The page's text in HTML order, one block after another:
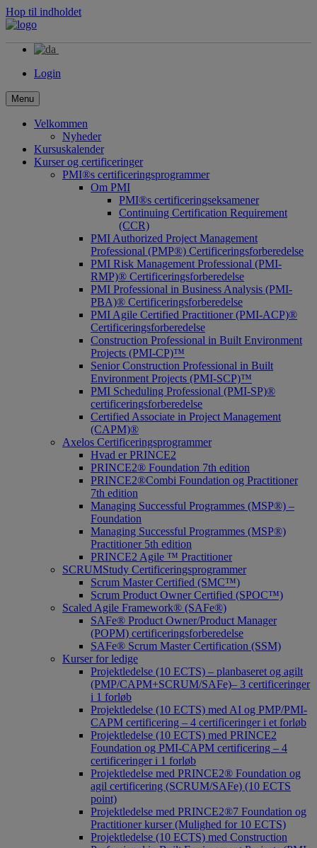
Hop til indholdet
Login
Menu
Velkommen
Nyheder
Kursuskalender
Kurser og certificeringer
PMI®s certificeringsprogrammer
Om PMI
PMI®s certificeringseksamener
Continuing Certification Requirement
(CCR)
PMI Authorized Project Management
Professional (PMP®) Certificeringsforberedelse
PMI Risk Management Professional (PMI-
RMP)® Certificeringsforberedelse
PMI Professional in Business Analysis (PMI-
PBA)® Certificeringsforberedelse
PMI Agile Certified Practitioner (PMI-ACP)®
Certificeringsforberedelse
Construction Professional in Built Environment
Projects (PMI-CP)™
Senior Construction Professional in Built
Environment Projects (PMI-SCP)™
PMI Scheduling Professional (PMI-SP)®
certificeringsforberedelse
Certified Associate in Project Management
(CAPM)®
Axelos Certificeringsprogrammer
Hvad er PRINCE2
PRINCE2® Foundation 7th edition
PRINCE2®Combi Foundation og Practitioner
7th edition
Managing Successful Programmes (MSP®) –
Foundation
Managing Successful Programmes (MSP®)
Practitioner 5th edition
PRINCE2 Agile ™ Practitioner
SCRUMStudy Certificeringsprogrammer
Scrum Master Certified (SMC™)
Scrum Product Owner Certified (SPOC™)
Scaled Agile Framework® (SAFe®)
SAFe® Product Owner/Product Manager
(POPM) certificeringsforberedelse
SAFe® Scrum Master Certification (SSM)
Kurser for ledige
Projektledelse (10 ECTS) – planbaseret og agilt
(PMP/CAPM+SCRUM/SAFe)– 3 certificeringer
i 1 forløb
Projektledelse (10 ECTS) med AI og PMP/PMI-
CAPM certificering – 4 certificeringer i et forløb
Projektledelse (10 ECTS) med PRINCE2
Foundation og PMI-CAPM certificering – 4
certificeringer i 1 forløb
Projektledelse med PRINCE2® Foundation og
agil certificering (SCRUM/SAFe) (10 ECTS
point)
Projektledelse med PRINCE2®7 Foundation og
Practitioner kurser (Mulighed for 10 ECTS)
Projektledelse (10 ECTS) med Construction